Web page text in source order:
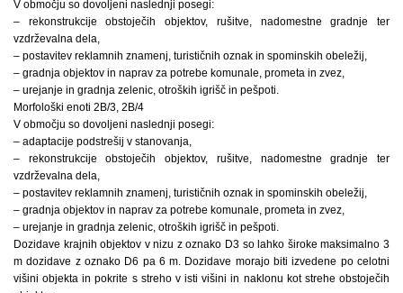
V območju so dovoljeni naslednji posegi:
– rekonstrukcije obstoječih objektov, rušitve, nadomestne gradnje ter
vzdrževalna dela,
– postavitev reklamnih znamenj, turističnih oznak in spominskih obeležij,
– gradnja objektov in naprav za potrebe komunale, prometa in zvez,
– urejanje in gradnja zelenic, otroških igrišč in pešpoti.
Morfološki enoti 2B/3, 2B/4
V območju so dovoljeni naslednji posegi:
– adaptacije podstrešij v stanovanja,
– rekonstrukcije obstoječih objektov, rušitve, nadomestne gradnje ter
vzdrževalna dela,
– postavitev reklamnih znamenj, turističnih oznak in spominskih obeležij,
– gradnja objektov in naprav za potrebe komunale, prometa in zvez,
– urejanje in gradnja zelenic, otroških igrišč in pešpoti.
Dozidave krajnih objektov v nizu z oznako D3 so lahko široke maksimalno 3
m dozidave z oznako D6 pa 6 m. Dozidave morajo biti izvedene po celotni
višini objekta in pokrite s streho v isti višini in naklonu kot strehe obstoječih